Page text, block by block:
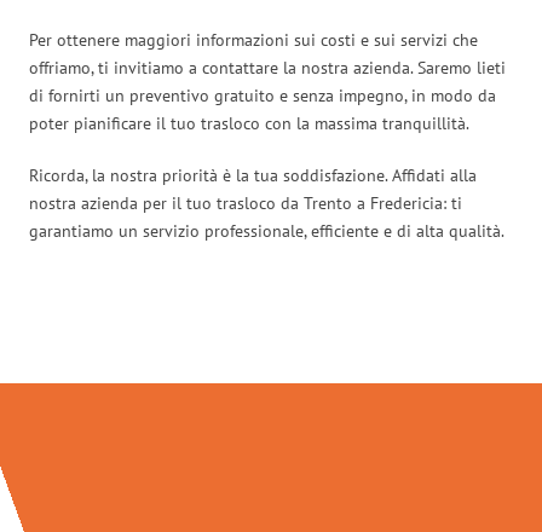
Per ottenere maggiori informazioni sui costi e sui servizi che
offriamo, ti invitiamo a contattare la nostra azienda. Saremo lieti
di fornirti un preventivo gratuito e senza impegno, in modo da
poter pianificare il tuo trasloco con la massima tranquillità.
Ricorda, la nostra priorità è la tua soddisfazione. Affidati alla
nostra azienda per il tuo trasloco da Trento a Fredericia: ti
garantiamo un servizio professionale, efficiente e di alta qualità.